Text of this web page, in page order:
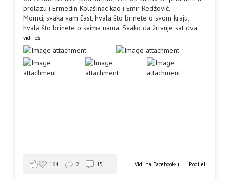
prolazu i Ermedin Kolašinac kao i Emir Redžović.
Momci, svaka vam čast, hvala što brinete o svom kraju,
hvala što brinete o svima nama. Svako da žrtvuje sat dva ...
vidi još
Vidi na Facebook-u · Podijeli
164 2 15